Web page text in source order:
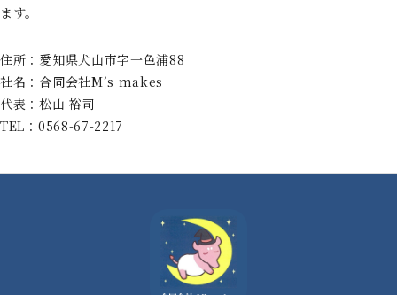
ます。
住所：愛知県犬山市字一色浦88
社名：合同会社M’s makes
代表：松山 裕司
TEL：0568-67-2217